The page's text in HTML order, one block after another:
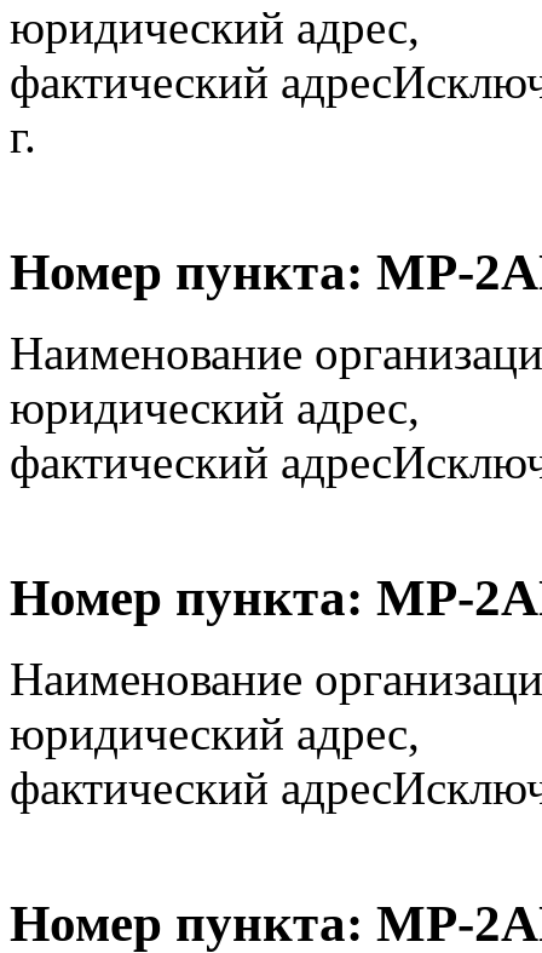
юридический адрес,
фактический адрес
г.
Номер пункта: МР-
Наименование
юридический адрес,
фактический адрес
Номер пункта: МР-
Наименование
юридический адрес,
фактический адрес
Номер пункта: МР-